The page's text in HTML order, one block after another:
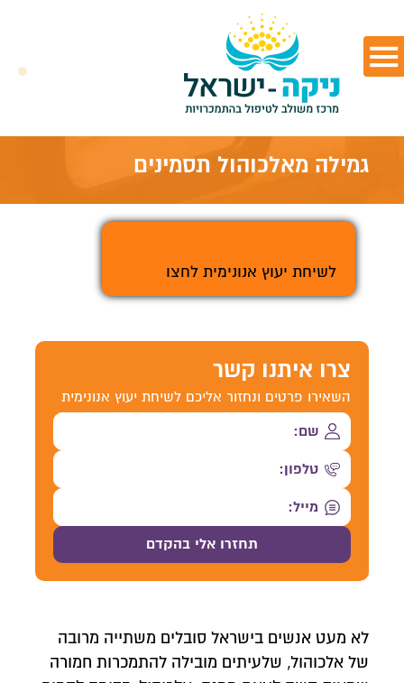
גמילה מאלכוהול תסמינים
לשיחת יעוץ אנונימית לחצו
צרו איתנו קשר
השאירו פרטים ונחזור אליכם לשיחת יעוץ אנונימית
לא מעט אנשים בישראל סובלים משתייה מרובה
של אלכוהול, שלעיתים מובילה להתמכרות חמורה